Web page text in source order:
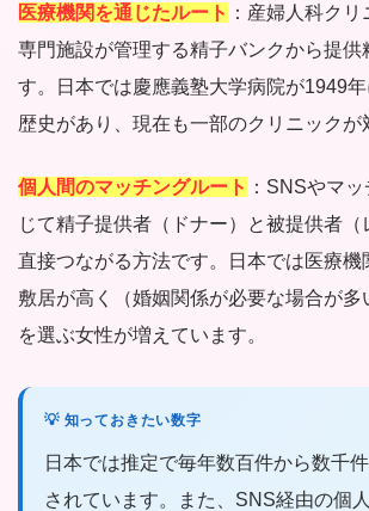
医療機関を通じたルート ：産婦人科ク
専門施設が管理する精子バンクから提供
す。日本では慶應義塾大学病院が1949
歴史があり、現在も一部のクリニックが
個人間のマッチングルート ：SNSやマ
じて精子提供者（ドナー）と被提供者
直接つながる方法です。日本では医療機
敷居が高く（婚姻関係が必要な場合が多
を選ぶ女性が増えています。
💡 知っておきたい数字
日本では推定で毎年数百件から数千
されています。また、SNS経由の個